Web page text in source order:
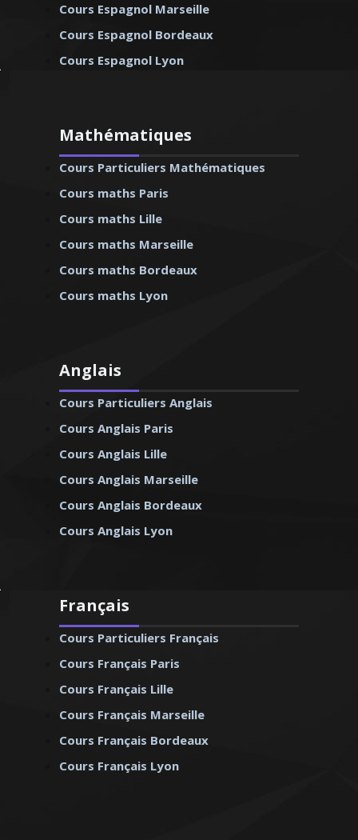
Cours Espagnol Marseille
Cours Espagnol Bordeaux
Cours Espagnol Lyon
Mathématiques
Cours Particuliers Mathématiques
Cours maths Paris
Cours maths Lille
Cours maths Marseille
Cours maths Bordeaux
Cours maths Lyon
Anglais
Cours Particuliers Anglais
Cours Anglais Paris
Cours Anglais Lille
Cours Anglais Marseille
Cours Anglais Bordeaux
Cours Anglais Lyon
Français
Cours Particuliers Français
Cours Français Paris
Cours Français Lille
Cours Français Marseille
Cours Français Bordeaux
Cours Français Lyon